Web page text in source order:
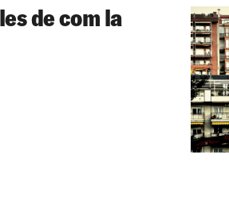
de com la